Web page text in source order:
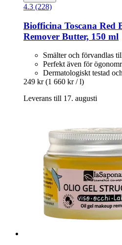
4.3 (228)
Biofficina Toscana Red
Remover Butter, 150 ml
Smälter och förvandlas
Perfekt även för
Dermatologiskt testad
249 kr (1 660 kr / l)
Leverans till 17. augusti